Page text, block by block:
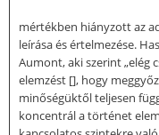
mértékben hiányzott az
leírása és értelmezése.
Aumont, aki szerint „elég
elemzést [], hogy
minőségüktől teljesen
koncentrál a történet